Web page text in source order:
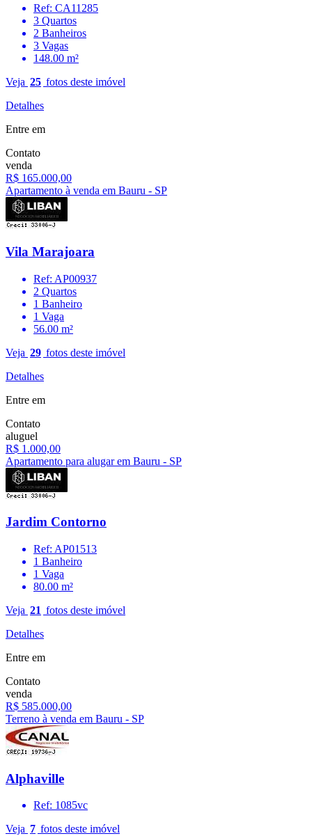
Ref: CA11285
3 Quartos
2 Banheiros
3 Vagas
148.00 m²
Veja 25 fotos deste imóvel
Detalhes
Entre em
Contato
venda
R$ 165.000,00
Apartamento à venda em Bauru - SP
Vila Marajoara
Ref: AP00937
2 Quartos
1 Banheiro
1 Vaga
56.00 m²
Veja 29 fotos deste imóvel
Detalhes
Entre em
Contato
aluguel
R$ 1.000,00
Apartamento para alugar em Bauru - SP
Jardim Contorno
Ref: AP01513
1 Banheiro
1 Vaga
80.00 m²
Veja 21 fotos deste imóvel
Detalhes
Entre em
Contato
venda
R$ 585.000,00
Terreno à venda em Bauru - SP
Alphaville
Ref: 1085vc
Veja 7 fotos deste imóvel